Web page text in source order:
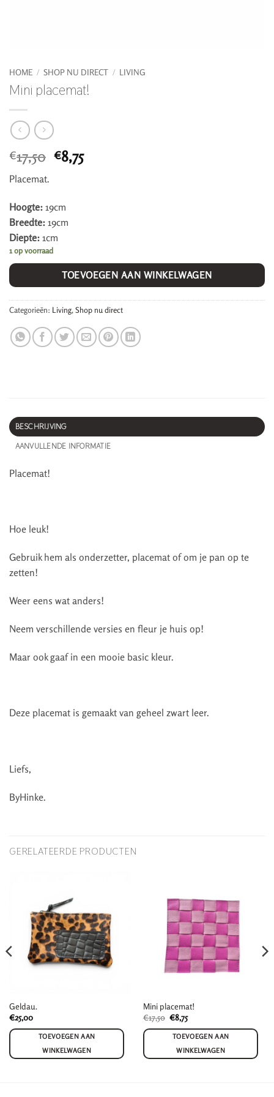
HOME / SHOP NU DIRECT / LIVING
Mini placemat!
€17,50 Oorspronkelijke
prijs
€8,75Huidige
Placemat.
Hoogte: 19cm
Breedte: 19cm
Diepte: 1cm
1 op voorraad
TOEVOEGEN AAN WINKELWAGEN
Categorieën: Living, Shop nu direct
BESCHRIJVING
AANVULLENDE INFORMATIE
Placemat!
Hoe leuk!
Gebruik hem als onderzetter, placemat of om je pan op te
zetten!
Weer eens wat anders!
Neem verschillende versies en fleur je huis op!
Maar ook gaaf in een mooie basic kleur.
Deze placemat is gemaakt van geheel zwart leer.
Liefs,
ByHinke.
GERELATEERDE PRODUCTEN
Geldau.
€25,00
TOEVOEGEN AAN
WINKELWAGEN
Mini placemat!
€17,50 Oorspronkelijke
prijs
was:
€17,50.
€8,75Huidige
prijs
is:
€8,75.
TOEVOEGEN AAN
WINKELWAGEN